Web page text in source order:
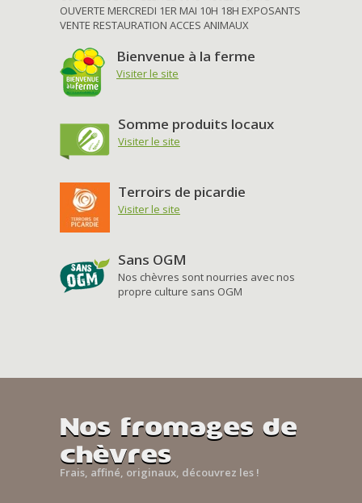
OUVERTE MERCREDI 1ER MAI 10H 18H EXPOSANTS
VENTE RESTAURATION ACCES ANIMAUX
Bienvenue à la ferme
Visiter le site
Somme produits locaux
Visiter le site
Terroirs de picardie
Visiter le site
Sans OGM
Nos chèvres sont nourries avec nos
propre culture sans OGM
Nos fromages de
chèvres
Frais, affiné, originaux, découvrez les !